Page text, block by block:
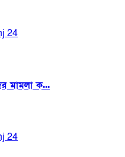
24
মামলা ক...
24